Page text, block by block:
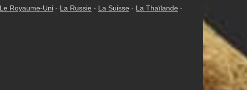
Le Royaume-Uni - La Russie - La Suisse - La Thaïlande -